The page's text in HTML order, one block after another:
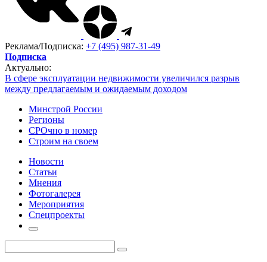
Реклама/Подписка: +7 (495) 987-31-49
Подписка
Актуально:
В сфере эксплуатации недвижимости увеличился разрыв
между предлагаемым и ожидаемым доходом
Минстрой России
Регионы
СРОчно в номер
Строим на своем
Новости
Статьи
Мнения
Фотогалерея
Мероприятия
Спецпроекты